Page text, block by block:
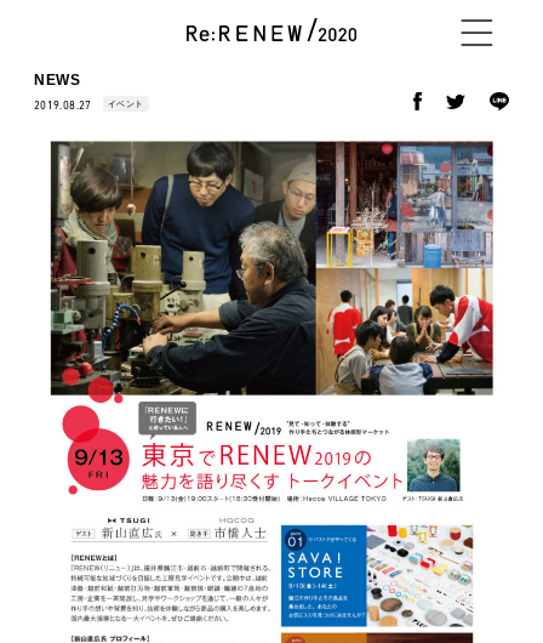
ABOUT
CONTENTS
EXHIBITOR
MOVIE
NEWS
2019.08.27 イベント